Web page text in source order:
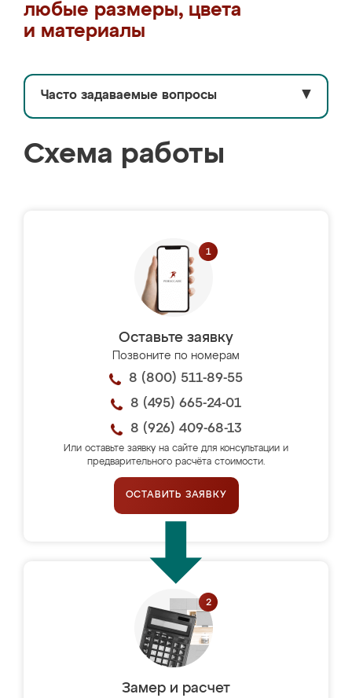
любые размеры, цвета
и материалы
Часто задаваемые вопросы ▼
Схема работы
Оставьте заявку
Позвоните по номерам
8 (800) 511-89-55
8 (495) 665-24-01
8 (926) 409-68-13
Или оставьте заявку на сайте для консультации и
предварительного расчёта стоимости.
ОСТАВИТЬ ЗАЯВКУ
Замер и расчет